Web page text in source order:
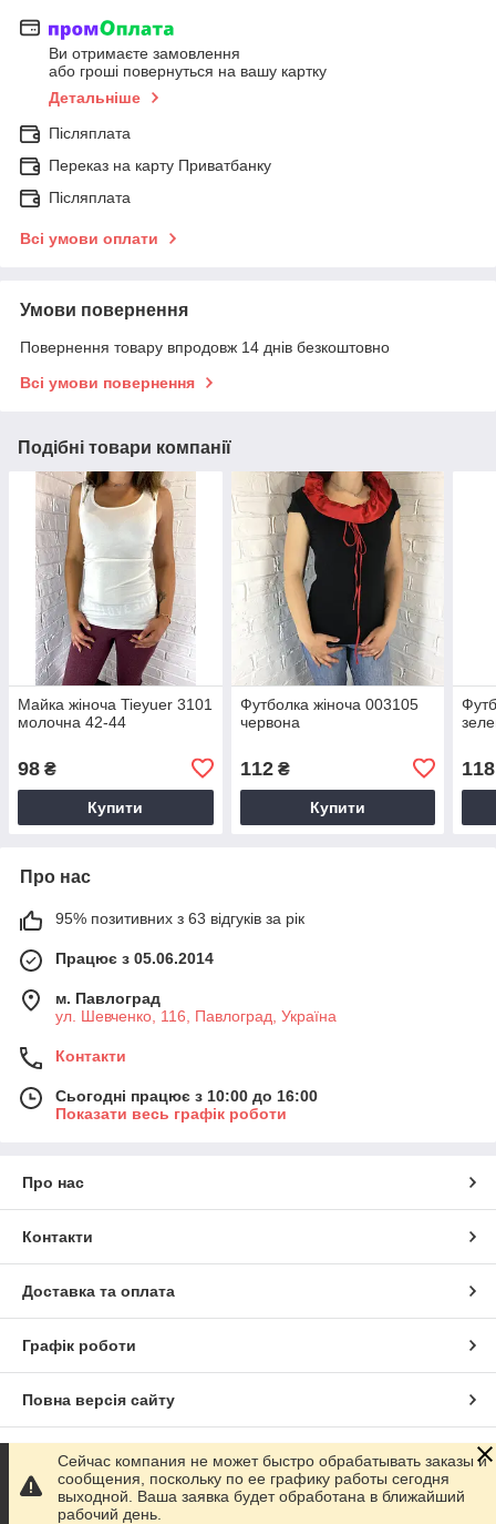
Ви отримаєте замовлення
або гроші повернуться на вашу картку
Детальніше
Післяплата
Переказ на карту Приватбанку
Післяплата
Всі умови оплати
Умови повернення
Повернення товару впродовж 14 днів безкоштовно
Всі умови повернення
Подібні товари компанії
Майка жіноча Tieyuer 3101
молочна 42-44
98 ₴
Купити
Футболка жіноча 003105
червона
112₴
Купити
118
Про нас
95% позитивних з 63 відгуків за рік
Працює з 05.06.2014
м. Павлоград
ул. Шевченко, 116, Павлоград, Україна
Контакти
Сьогодні працює з 10:00 до 16:00
Показати весь графік роботи
Про нас
Контакти
Доставка та оплата
Графік роботи
Повна версія сайту
Сайт створено на маркетплейсі Prom.ua
Політика конфіденційності
Сейчас компания не может быстро обрабатывать заказы и
сообщения, поскольку по ее графику работы сегодня
выходной. Ваша заявка будет обработана в ближайший
рабочий день.